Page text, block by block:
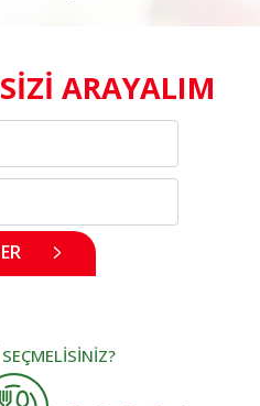
ARAYALIM